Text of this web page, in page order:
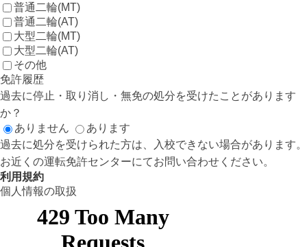
普通二輪(MT)
普通二輪(AT)
大型二輪(MT)
大型二輪(AT)
その他
免許履歴
過去に停止・取り消し・無免の処分を受けたことがあります
か？
ありません
あります
過去に処分を受けられた方は、入校できない場合があります。
お近くの運転免許センターにてお問い合わせください。
利用規約
個人情報の取扱